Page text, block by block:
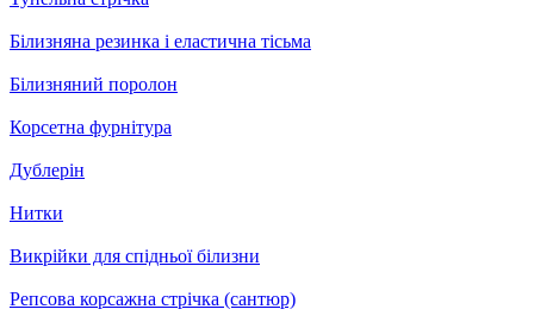
Білизняна резинка і еластична тісьма
Білизняний поролон
Корсетна фурнітура
Дублерін
Нитки
Викрійки для спідньої білизни
Репсова корсажна стрічка (сантюр)